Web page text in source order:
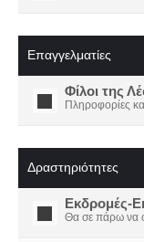
Επαγγελματίες
Φίλοι της
Πληροφορίες
Δραστηριότητες
Εκδρομές-
Θα σε πάρω να